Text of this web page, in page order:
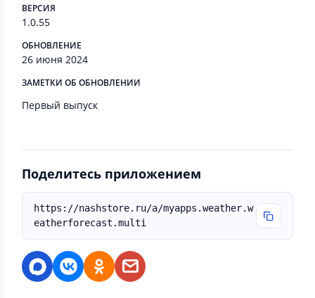
ВЕРСИЯ
1.0.55
ОБНОВЛЕНИЕ
26 июня 2024
ЗАМЕТКИ ОБ ОБНОВЛЕНИИ
Первый выпуск
Поделитесь приложением
https://nashstore.ru/a/myapps.weather.w
eatherforecast.multi